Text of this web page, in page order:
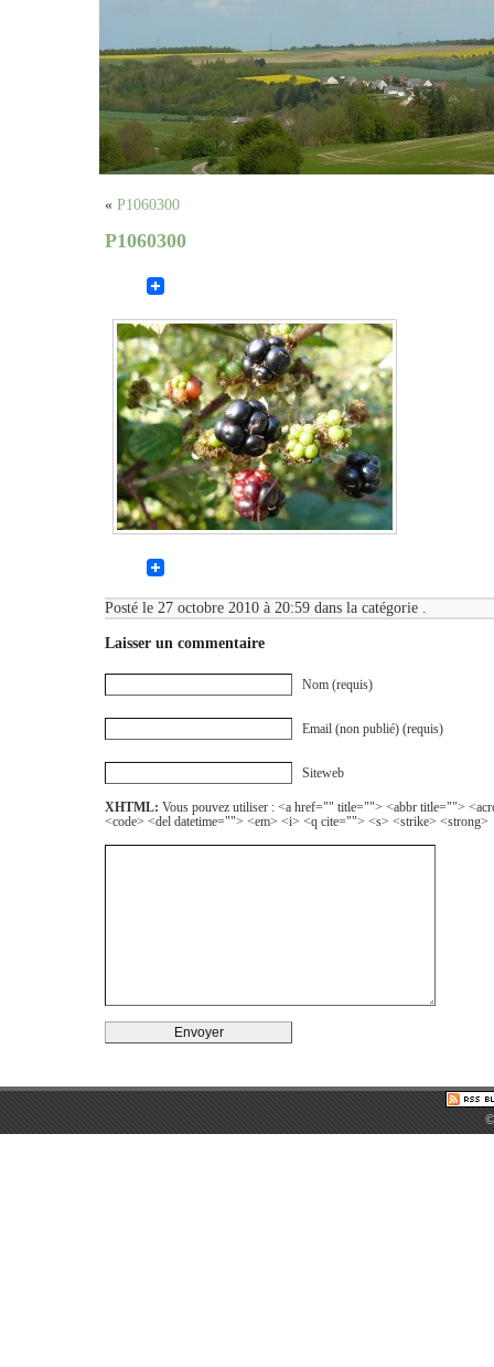
« P1060300
P1060300
Posté le 27 octobre 2010 à 20:59 dans la catégorie .
Laisser un commentaire
Nom (requis)
Email (non publié) (requis)
Siteweb
XHTML: Vous pouvez utiliser : <a href="" title=""> <abbr title="">
<code> <del datetime=""> <em> <i> <q cite=""> <s> <strike> <strong>